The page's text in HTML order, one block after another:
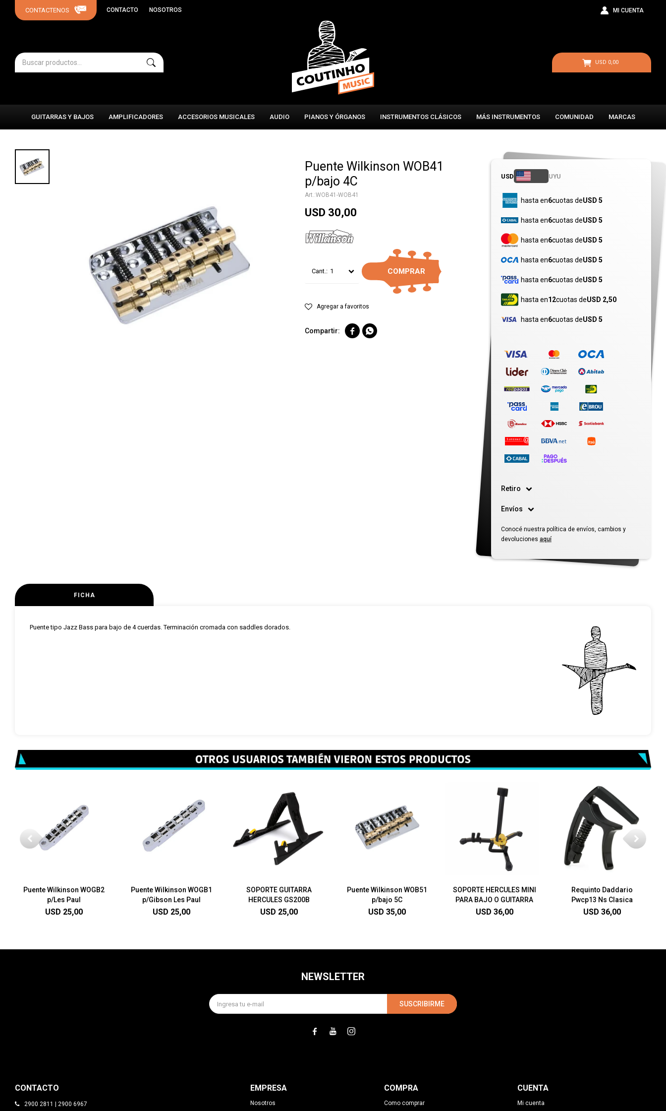
GUITARRAS Y BAJOS AMPLIFICADORES ACCESORIOS MUSICALES AUDIO PIANOS Y ÓRGANOS INSTRUMENTOS CLÁSICOS MÁS INSTRUMENTOS COMUNIDAD MARCAS
USD 0,00
CONTACTO NOSOTROS
Puente Wilkinson WOB41
p/bajo 4C
WOB41-WOB41
USD 30,00
1 COMPRAR
 
USD UYU
hasta en6cuotas deUSD 5
hasta en6cuotas deUSD 5
hasta en6cuotas deUSD 5
hasta en6cuotas deUSD 5
hasta en6cuotas deUSD 5
hasta en12cuotas deUSD 2,50
hasta en6cuotas deUSD 5
Retiro
Envíos
Conocé nuestra política de envíos, cambios y
devoluciones aquí
FICHA
Puente tipo Jazz Bass para bajo de 4 cuerdas. Terminación cromada con saddles dorados.
Puente Wilkinson WOGB2
p/Les Paul
USD 25,00
Puente Wilkinson WOGB1
p/Gibson Les Paul
USD 25,00
SOPORTE GUITARRA
HERCULES GS200B
USD 25,00
Puente Wilkinson WOB51
p/bajo 5C
USD 35,00
SOPORTE HERCULES MINI
PARA BAJO O GUITARRA
USD 36,00
Requinto Daddario
Pwcp13 Ns Clasica
USD 36,00
CONTACTO
2900 2811 | 2900 6967
EMPRESA
Nosotros
COMPRA
Como comprar
CUENTA
Mi cuenta
NEWSLETTER
SUSCRIBIRME
  